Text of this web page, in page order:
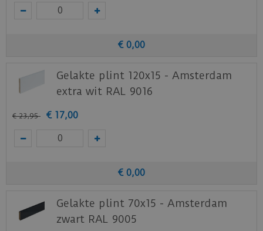
€ 0,00
Gelakte plint 120x15 - Amsterdam
extra wit RAL 9016
€ 23,95 € 17,00
€ 0,00
Gelakte plint 70x15 - Amsterdam
zwart RAL 9005